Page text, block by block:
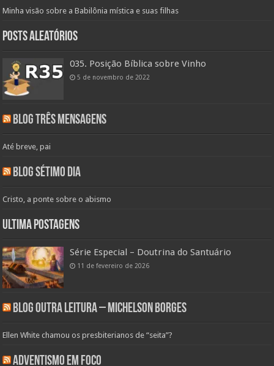
Minha visão sobre a Babilônia mística e suas filhas
Posts aleatórios
035. Posição Bíblica sobre Vinho
5 de novembro de 2022
Blog Três Mensagens
Até breve, pai
Blog Sétimo Dia
Cristo, a ponte sobre o abismo
Ultima Postagens
Série Especial – Doutrina do Santuário
11 de fevereiro de 2026
Blog Outra Leitura – Michelson Borges
Ellen White chamou os presbiterianos de “seita”?
Adventismo em Foco